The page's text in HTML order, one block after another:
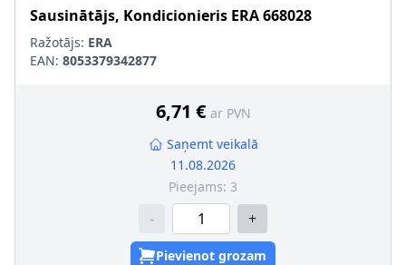
Sausinātājs, Kondicionieris ERA668028
Ražotājs: ERA
EAN: 8053379342877
6,71 € ar PVN
Saņemt veikalā
11.08.2026
Pieejams: 3
- +
Pievienot grozam